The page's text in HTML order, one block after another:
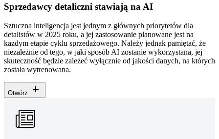
Sprzedawcy detaliczni stawiają na AI
Sztuczna inteligencja jest jednym z głównych priorytetów dla
detalistów w 2025 roku, a jej zastosowanie planowane jest na
każdym etapie cyklu sprzedażowego. Należy jednak pamiętać, że
niezależnie od tego, w jaki sposób AI zostanie wykorzystana, jej
skuteczność będzie zależeć wyłącznie od jakości danych, na których
została wytrenowana.
Otwórz